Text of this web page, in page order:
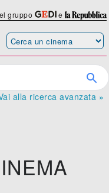
gruppo e
alla ricerca avanzata »